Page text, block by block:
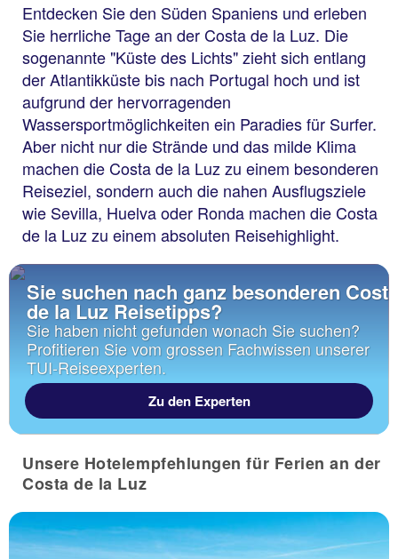
Entdecken Sie den Süden Spaniens und erleben
Sie herrliche Tage an der Costa de la Luz. Die
sogenannte "Küste des Lichts" zieht sich entlang
der Atlantikküste bis nach Portugal hoch und ist
aufgrund der hervorragenden
Wassersportmöglichkeiten ein Paradies für Surfer.
Aber nicht nur die Strände und das milde Klima
machen die Costa de la Luz zu einem besonderen
Reiseziel, sondern auch die nahen Ausflugsziele
wie Sevilla, Huelva oder Ronda machen die Costa
de la Luz zu einem absoluten Reisehighlight.
Sie suchen nach ganz besonderen Cost
de la Luz Reisetipps?
Sie haben nicht gefunden wonach Sie suchen?
Profitieren Sie vom grossen Fachwissen unserer
TUI-Reiseexperten.
Zu den Experten
Unsere Hotelempfehlungen für Ferien an der
Costa de la Luz